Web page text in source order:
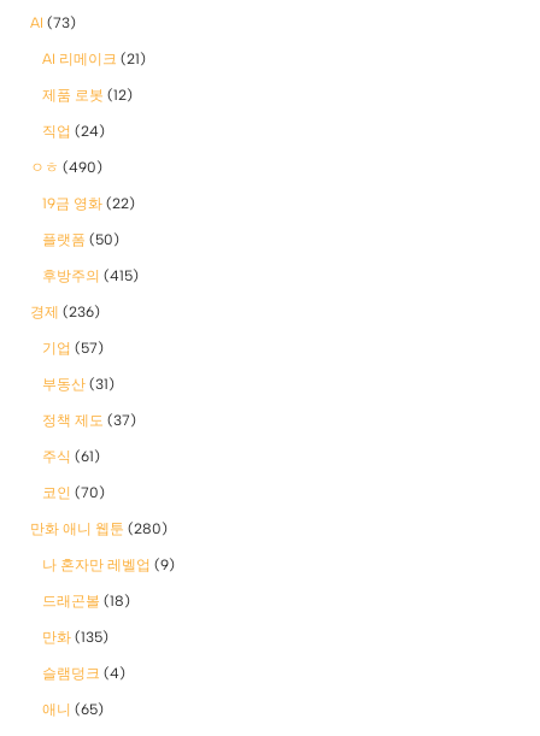
AI (73)
AI 리메이크 (21)
제품 로봇 (12)
직업 (24)
ㅇㅎ (490)
19금 영화 (22)
플랫폼 (50)
후방주의 (415)
경제 (236)
기업 (57)
부동산 (31)
정책 제도 (37)
주식 (61)
코인 (70)
만화 애니 웹툰 (280)
나 혼자만 레벨업 (9)
드래곤볼 (18)
만화 (135)
슬램덩크 (4)
애니 (65)